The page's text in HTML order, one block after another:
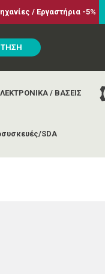
/ Εργαστήρια -5%
/ ΒΑΣΕΙΣ
SDA